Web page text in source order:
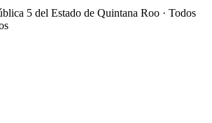
5 del Estado de Quintana Roo · Todos